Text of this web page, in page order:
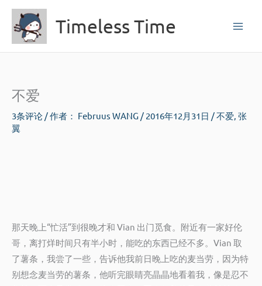
容
Timeless Time
不爱
3条评论 / 作者： Februus WANG / 2016年12月31日 /不爱 张
翼
那天晚上“忙活”到很晚才和 Vian 出门觅食。附近有一家好伦
哥，离打烊时间只有半小时，能吃的东西已经不多。Vian 取
了薯条，我尝了一些，告诉他我前日晚上吃的麦当劳，因为特
别想念麦当劳的薯条，他听完眼睛亮晶晶地看着我，像是忍不